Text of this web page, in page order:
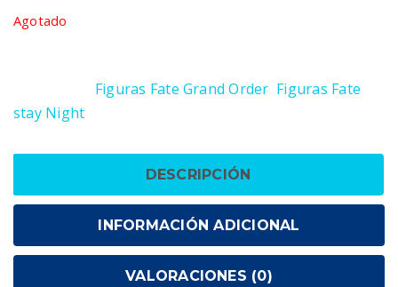
Agotado
Figuras Fate Grand Order Figuras Fate
stay Night
DESCRIPCIÓN
INFORMACIÓN ADICIONAL
VALORACIONES (0)